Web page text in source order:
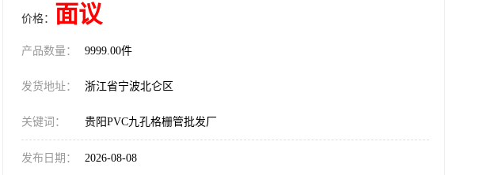
价格： 面议
产品数量： 9999.00件
发货地址： 浙江省宁波北仑区
关键词： 贵阳PVC九孔格栅管批发厂
发布日期： 2026-08-08